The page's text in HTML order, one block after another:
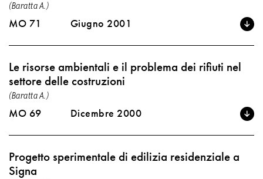
(Baratta A.)
MO 71 Giugno 2001
Le risorse ambientali e il problema dei rifiuti nel
settore delle costruzioni
(Baratta A.)
MO 69 Dicembre 2000
Progetto sperimentale di edilizia residenziale a
Signa